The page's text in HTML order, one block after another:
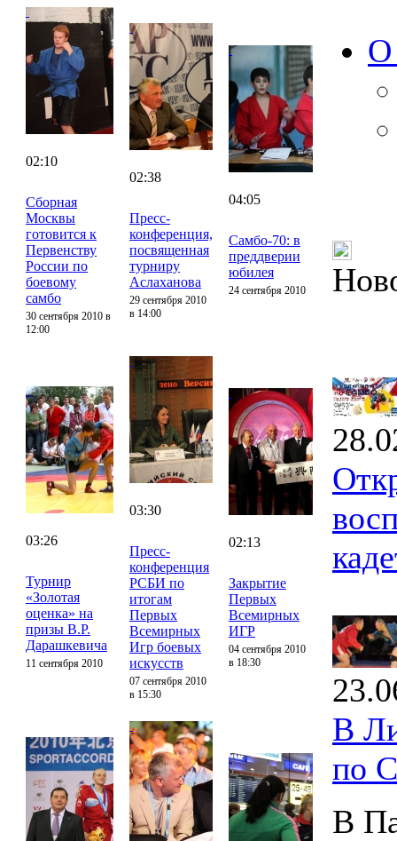
02:10
Сборная
Москвы
готовится к
Первенству
России по
боевому
самбо
30 сентября 2010 в
12:00
02:38
Пресс-
конференция,
посвященная
турниру
Аслаханова
29 сентября 2010
в 14:00
04:05
Самбо-70: в
преддверии
юбилея
24 сентября 2010
03:26
Турнир
«Золотая
оценка» на
призы В.Р.
Дарашкевича
11 сентября 2010
03:30
Пресс-
конференция
РСБИ по
итогам
Первых
Всемирных
Игр боевых
искусств
07 сентября 2010
в 15:30
02:13
Закрытие
Первых
Всемирных
ИГР
04 сентября 2010
в 18:30
О
В
по
В